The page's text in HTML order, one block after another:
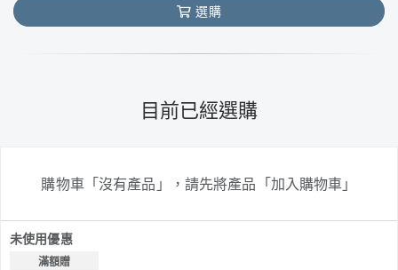
選購
目前已經選購
購物車「沒有產品」，請先將產品「加入購物車」
未使用優惠
滿額贈